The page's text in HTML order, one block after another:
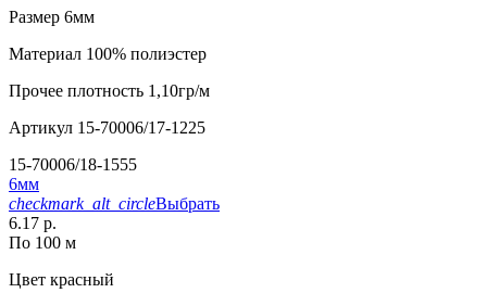
Размер 6мм
Материал 100% полиэстер
Прочее плотность 1,10гр/м
Артикул 15-70006/17-1225
15-70006/18-1555
6мм
checkmark_alt_circleВыбрать
6.17 р.
По 100 м
Цвет красный